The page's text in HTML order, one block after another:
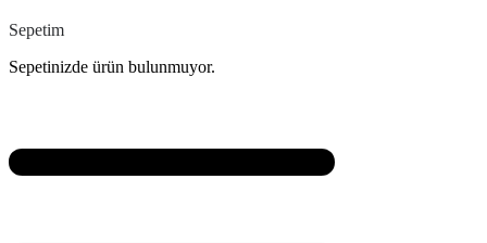
Sepetim
Sepetinizde ürün bulunmuyor.